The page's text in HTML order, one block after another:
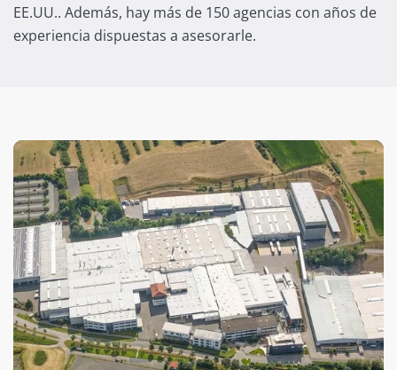
EE.UU.. Además, hay más de 150 agencias con años de
experiencia dispuestas a asesorarle.